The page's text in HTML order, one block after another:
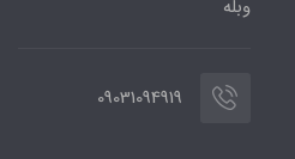
وبله
09031094919